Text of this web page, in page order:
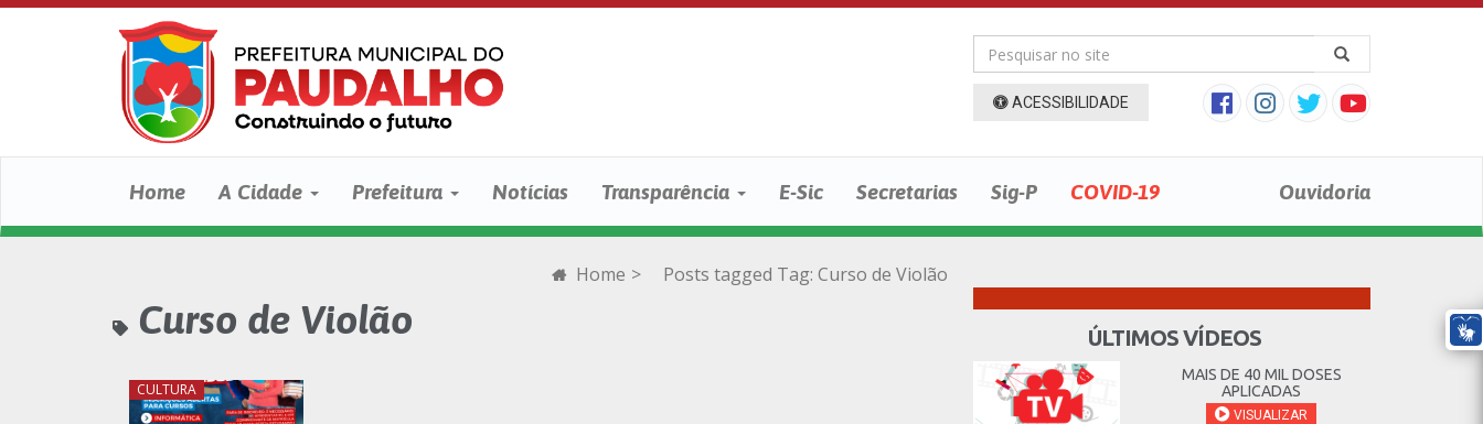
ACESSIBILIDADE
Home A Cidade Prefeitura Notícias Transparência E-Sic Secretarias Sig-P COVID-19 Ouvidoria
Home > Posts tagged Tag: Curso de Violão
Curso de Violão
CULTURA
ÚLTIMOS VÍDEOS
MAIS DE 40 MIL DOSES
APLICADAS
VISUALIZAR